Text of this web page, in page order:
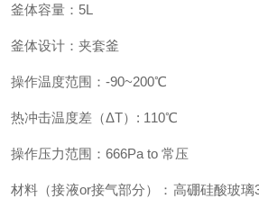
釜体容量：5L
釜体设计：夹套釜
操作温度范围：-90~200℃
热冲击温度差（ΔT）: 110℃
操作压力范围：666Pa to 常压
材料（接液or接气部分）：高硼硅酸玻